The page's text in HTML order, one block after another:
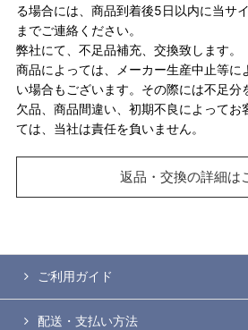
る場合には、商品到着後5日以内に当サ
までご連絡ください。
弊社にて、不足品補充、交換致します。
商品によっては、メーカー生産中止等に
い場合もございます。その際には不足分
欠品、商品間違い、初期不良によってお
ては、当社は責任を負いません。
返品・交換の詳細は
ご利用ガイド
配送・支払い方法